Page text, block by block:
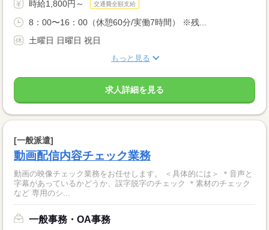
時給1,800円～ 交通費全額支給
8：00〜16：00（休憩60分/実働7時間） ※残...
土曜日 日曜日 祝日
もっと見る
求人詳細を見る
[一般派遣]
動画配信内容チェック業務
動画の映像チェック業務をお任せします。 ＜具体的には＞ ＊音声と
字幕があっているかどうか、誤字脱字のチェック ＊素材のチェック
など 専用のシ...
一般事務・OA事務